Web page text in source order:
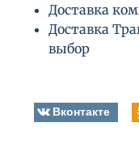
Доставка
Доставка
выбор
Вконтакте